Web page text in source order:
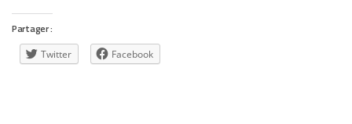
Partager :
Twitter Facebook